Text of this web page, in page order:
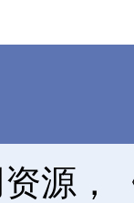
源，